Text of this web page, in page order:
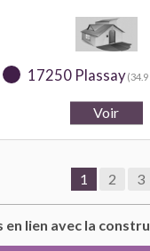
17250 Plassay
1 2 3
lien avec la